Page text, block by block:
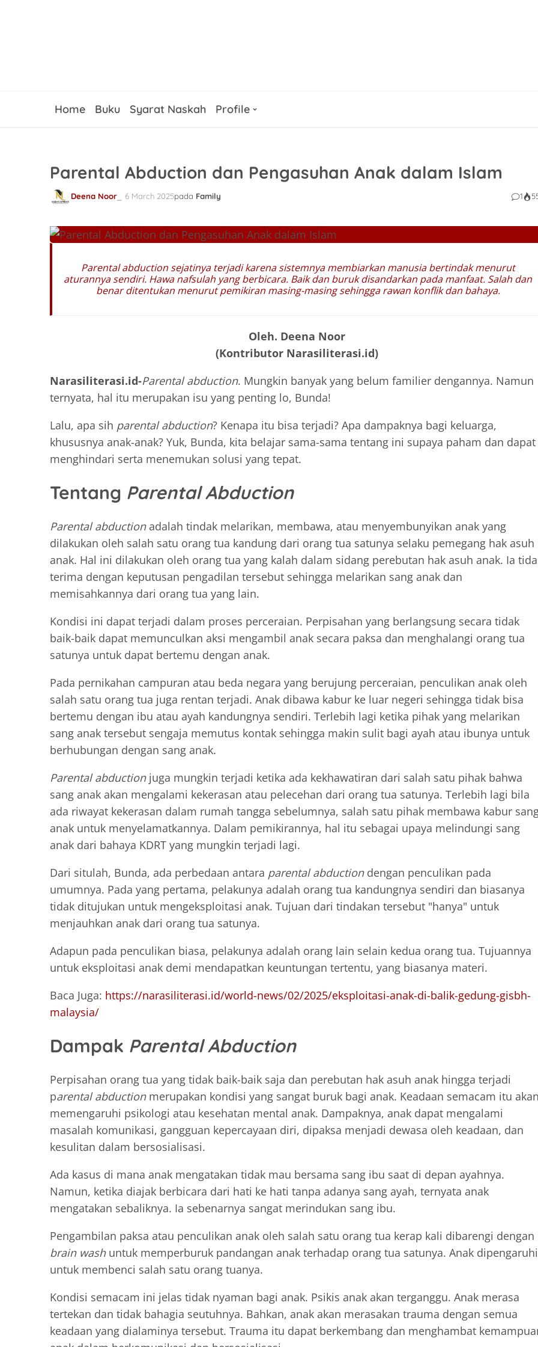
Home Buku Syarat Naskah Profile
Parental Abduction dan Pengasuhan Anak dalam Islam
Deena Noor 6 March 2025pada Family 1
Parental abduction sejatinya terjadi karena sistemnya membiarkan manusia bertindak menurut
aturannya sendiri. Hawa nafsulah yang berbicara. Baik dan buruk disandarkan pada manfaat. Salah dan
benar ditentukan menurut pemikiran masing-masing sehingga rawan konflik dan bahaya.
Oleh. Deena Noor
(Kontributor Narasiliterasi.id)
Narasiliterasi.id-Parental abduction. Mungkin banyak yang belum familier dengannya. Namun
ternyata, hal itu merupakan isu yang penting lo, Bunda!
Lalu, apa sih parental abduction? Kenapa itu bisa terjadi? Apa dampaknya bagi keluarga,
khususnya anak-anak? Yuk, Bunda, kita belajar sama-sama tentang ini supaya paham dan dapat
menghindari serta menemukan solusi yang tepat.
Tentang Parental Abduction
Parental abductionadalah tindak melarikan, membawa, atau menyembunyikan anak yang
dilakukan oleh salah satu orang tua kandung dari orang tua satunya selaku pemegang hak asuh
anak. Hal ini dilakukan oleh orang tua yang kalah dalam sidang perebutan hak asuh anak. Ia
terima dengan keputusan pengadilan tersebut sehingga melarikan sang anak dan
memisahkannya dari orang tua yang lain.
Kondisi ini dapat terjadi dalam proses perceraian. Perpisahan yang berlangsung secara tidak
baik-baik dapat memunculkan aksi mengambil anak secara paksa dan menghalangi orang tua
satunya untuk dapat bertemu dengan anak.
Pada pernikahan campuran atau beda negara yang berujung perceraian, penculikan anak oleh
salah satu orang tua juga rentan terjadi. Anak dibawa kabur ke luar negeri sehingga tidak bisa
bertemu dengan ibu atau ayah kandungnya sendiri. Terlebih lagi ketika pihak yang melarikan
sang anak tersebut sengaja memutus kontak sehingga makin sulit bagi ayah atau ibunya untuk
berhubungan dengan sang anak.
Parental abductionjuga mungkin terjadi ketika ada kekhawatiran dari salah satu pihak bahwa
sang anak akan mengalami kekerasan atau pelecehan dari orang tua satunya. Terlebih lagi bila
ada riwayat kekerasan dalam rumah tangga sebelumnya, salah satu pihak membawa kabur
anak untuk menyelamatkannya. Dalam pemikirannya, hal itu sebagai upaya melindungi sang
anak dari bahaya KDRT yang mungkin terjadi lagi.
Dari situlah, Bunda, ada perbedaan antara parental abductiondengan penculikan pada
umumnya. Pada yang pertama, pelakunya adalah orang tua kandungnya sendiri dan biasanya
tidak ditujukan untuk mengeksploitasi anak. Tujuan dari tindakan tersebut "hanya" untuk
menjauhkan anak dari orang tua satunya.
Adapun pada penculikan biasa, pelakunya adalah orang lain selain kedua orang tua. Tujuannya
untuk eksploitasi anak demi mendapatkan keuntungan tertentu, yang biasanya materi.
Baca Juga: https://narasiliterasi.id/world-news/02/2025/eksploitasi-anak-di-balik-gedung-gisbh-
malaysia/
Dampak Parental Abduction
Perpisahan orang tua yang tidak baik-baik saja dan perebutan hak asuh anak hingga terjadi
parental abductionmerupakan kondisi yang sangat buruk bagi anak. Keadaan semacam itu akan
memengaruhi psikologi atau kesehatan mental anak. Dampaknya, anak dapat mengalami
masalah komunikasi, gangguan kepercayaan diri, dipaksa menjadi dewasa oleh keadaan, dan
kesulitan dalam bersosialisasi.
Ada kasus di mana anak mengatakan tidak mau bersama sang ibu saat di depan ayahnya.
Namun, ketika diajak berbicara dari hati ke hati tanpa adanya sang ayah, ternyata anak
mengatakan sebaliknya. Ia sebenarnya sangat merindukan sang ibu.
Pengambilan paksa atau penculikan anak oleh salah satu orang tua kerap kali dibarengi dengan
brain washuntuk memperburuk pandangan anak terhadap orang tua satunya. Anak dipengaruhi
untuk membenci salah satu orang tuanya.
Kondisi semacam ini jelas tidak nyaman bagi anak. Psikis anak akan terganggu. Anak merasa
tertekan dan tidak bahagia seutuhnya. Bahkan, anak akan merasakan trauma dengan semua
keadaan yang dialaminya tersebut. Trauma itu dapat berkembang dan menghambat